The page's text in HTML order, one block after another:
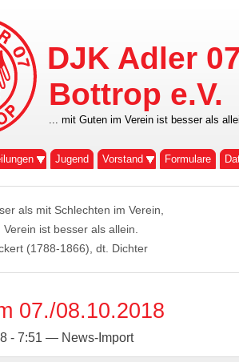
DJK Adler
Bottrop e.V.
... mit Guten im Verein ist besser als
Jugend Vorstand Formulare
als mit Schlechten im Verein,
ist besser als allein.
(1788-1866), dt. Dichter
07./08.10.2018
- 7:51 — News-Import